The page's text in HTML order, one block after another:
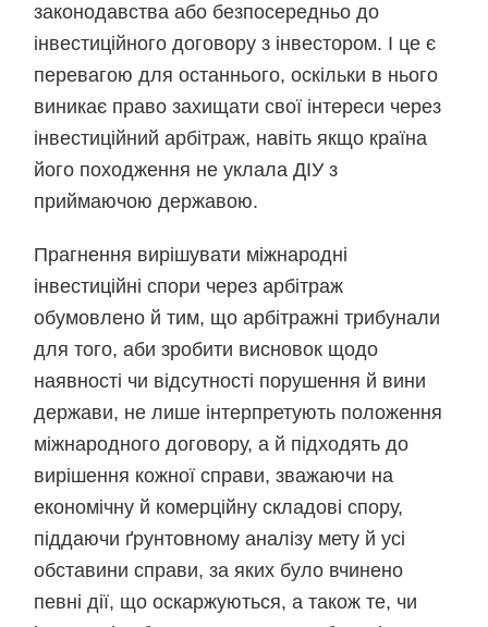
законодавства або безпосередньо до
інвестиційного договору з інвестором. І це є
перевагою для останнього, оскільки в нього
виникає право захищати свої інтереси через
інвестиційний арбітраж, навіть якщо країна
його походження не уклала ДІУ з
приймаючою державою.
Прагнення вирішувати міжнародні
інвестиційні спори через арбітраж
обумовлено й тим, що арбітражні трибунали
для того, аби зробити висновок щодо
наявності чи відсутності порушення й вини
держави, не лише інтерпретують положення
міжнародного договору, а й підходять до
вирішення кожної справи, зважаючи на
економічну й комерційну складові спору,
піддаючи ґрунтовному аналізу мету й усі
обставини справи, за яких було вчинено
певні дії, що оскаржуються, а також те, чи